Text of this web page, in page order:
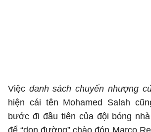
Việc danh sách chuyển nhượng
hiện cái tên Mohamed Salah
bước đi đầu tiên của đội bóng
để “dọn đường” chào đón Marco